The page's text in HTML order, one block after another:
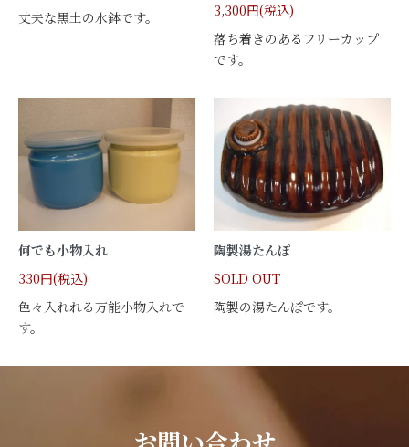
丈夫な黒土の水鉢です。
3,300円(税込)
落ち着きのあるフリーカップ
です。
何でも小物入れ
330円(税込)
色々入れれる万能小物入れで
す。
陶製湯たんぽ
SOLD OUT
陶製の湯たんぽです。